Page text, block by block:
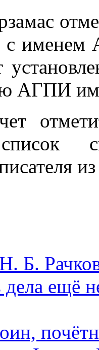
с
АГПИ
Б.
дела ещё